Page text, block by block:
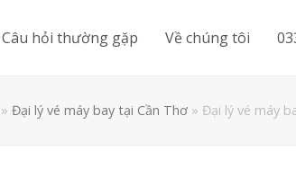
Câu hỏi thường gặp Về chúng tôi
» Đại lý vé máy bay tại Cần Thơ » Đại lý vé máy